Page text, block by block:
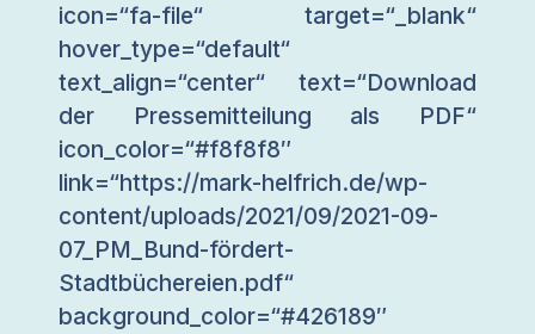
icon=“fa-file“ target=“_blank“
hover_type=“default“
text_align=“center“ text=“Download
der Pressemitteilung als PDF“
icon_color=“#f8f8f8″
link=“https://mark-helfrich.de/wp-
content/uploads/2021/09/2021-09-
07_PM_Bund-fördert-
Stadtbüchereien.pdf“
background_color=“#426189″